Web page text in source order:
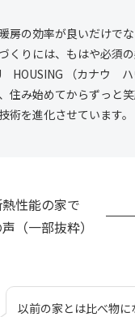
房の効率が良いだけで
くりには、もはや必須
HOUSING （カナウ
住み始めてからずっと
術を進化させています。
性能の家で
（一部抜粋）
以前の家とは比べ物に